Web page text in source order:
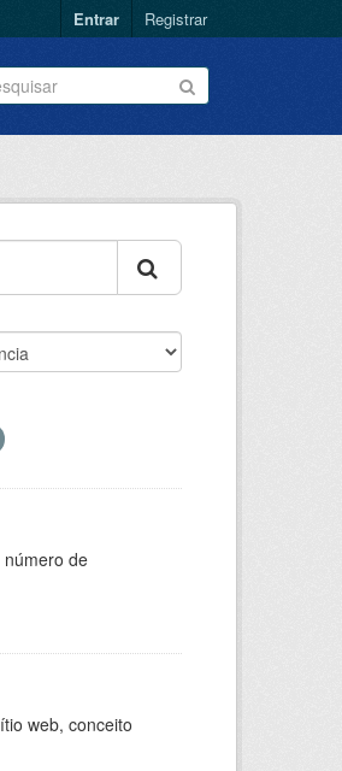
Entrar Registrar
de
web, conceito